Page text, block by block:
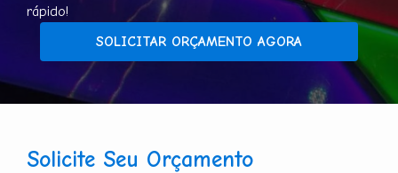
rápido!
SOLICITAR ORÇAMENTO AGORA
Solicite Seu Orçamento